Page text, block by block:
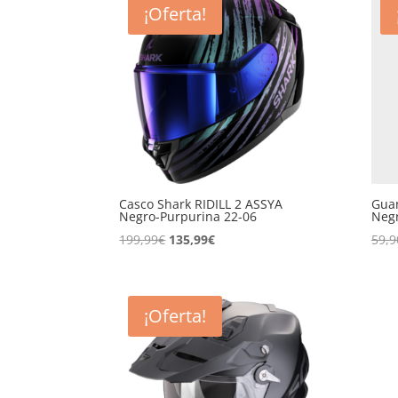
349,99€.
219,99€.
¡Oferta!
Casco Shark RIDILL 2 ASSYA
Negro-Purpurina 22-06
199,99€ El
era:
199,99€.
135,99€El
es:
135,99€.
¡Oferta!